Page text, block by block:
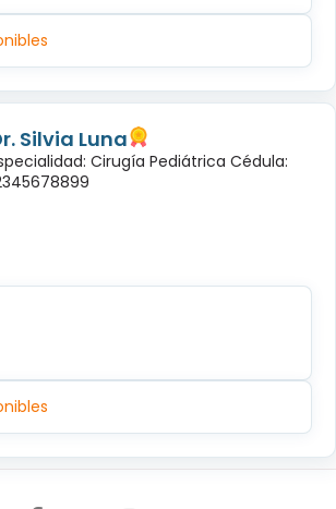
Silvia Luna
Cirugía Pediátrica Cédula: